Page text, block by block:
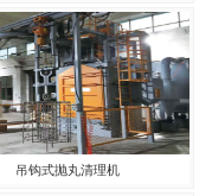
吊钩式抛丸清理机